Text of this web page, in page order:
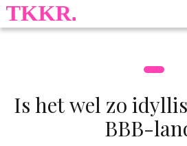
Is het wel zo
BBB-